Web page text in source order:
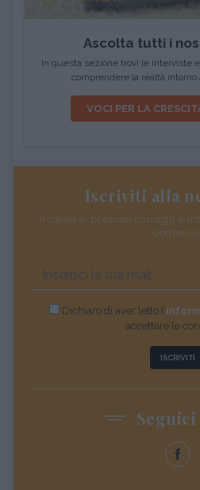
Ascolta tutti i
In questa sezione trovi le interviste
comprendere la realtà intorno
VOCI PER LA
Iscriviti alla
Riceverai preziosi consigli e
contenuti
Dichiaro di aver letto l’
accettare le
ISCRIVITI
Seguici